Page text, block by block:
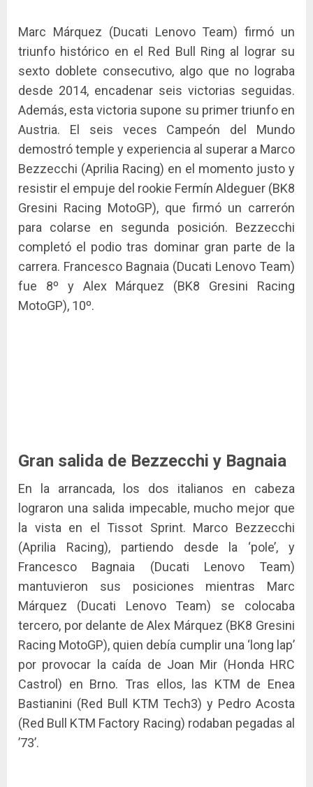
Marc Márquez (Ducati Lenovo Team) firmó un
triunfo histórico en el Red Bull Ring al lograr su
sexto doblete consecutivo, algo que no lograba
desde 2014, encadenar seis victorias seguidas.
Además, esta victoria supone su primer triunfo en
Austria. El seis veces Campeón del Mundo
demostró temple y experiencia al superar a Marco
Bezzecchi (Aprilia Racing) en el momento justo y
resistir el empuje del rookie Fermín Aldeguer (BK8
Gresini Racing MotoGP), que firmó un carrerón
para colarse en segunda posición. Bezzecchi
completó el podio tras dominar gran parte de la
carrera. Francesco Bagnaia (Ducati Lenovo Team)
fue 8º y Alex Márquez (BK8 Gresini Racing
MotoGP), 10º.
Gran salida de Bezzecchi y Bagnaia
En la arrancada, los dos italianos en cabeza
lograron una salida impecable, mucho mejor que
la vista en el Tissot Sprint. Marco Bezzecchi
(Aprilia Racing), partiendo desde la ‘pole’, y
Francesco Bagnaia (Ducati Lenovo Team)
mantuvieron sus posiciones mientras Marc
Márquez (Ducati Lenovo Team) se colocaba
tercero, por delante de Alex Márquez (BK8 Gresini
Racing MotoGP), quien debía cumplir una ‘long lap’
por provocar la caída de Joan Mir (Honda HRC
Castrol) en Brno. Tras ellos, las KTM de Enea
Bastianini (Red Bull KTM Tech3) y Pedro Acosta
(Red Bull KTM Factory Racing) rodaban pegadas al
’73’.